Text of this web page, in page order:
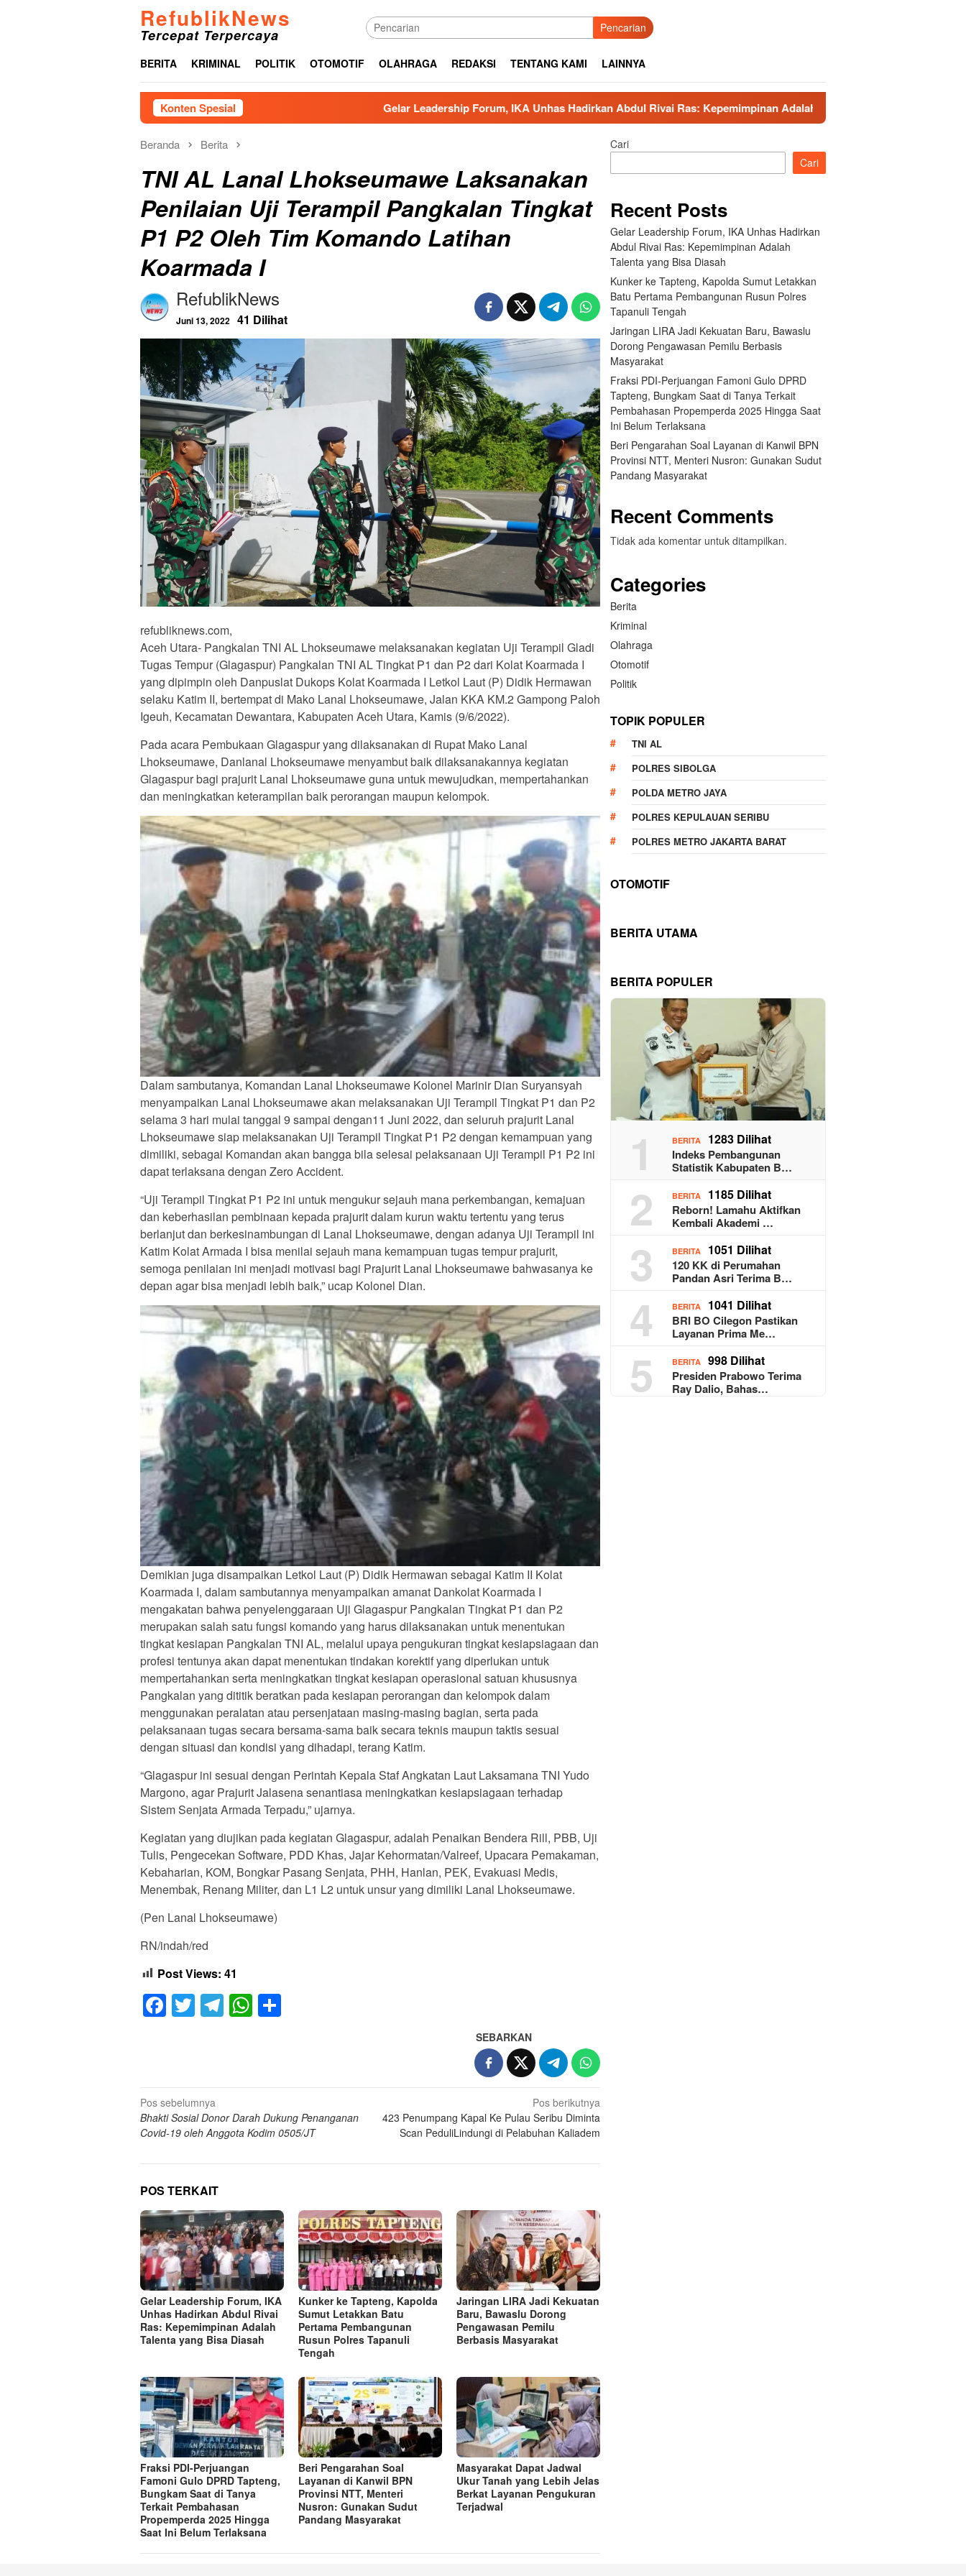
RefublikNews
Tercepat Terpercaya Pencarian
BERITA KRIMINAL POLITIK OTOMOTIF OLAHRAGA REDAKSI TENTANG KAMI LAINNYA
Konten Spesial Gelar Leadership Forum, IKA Unhas Hadirkan Abdul Rivai Ras: Kepemimpinan Adalah Talenta yang Bisa Diasah
Beranda Berita
TNI AL Lanal Lhokseumawe Laksanakan
Penilaian Uji Terampil Pangkalan Tingkat
P1 P2 Oleh Tim Komando Latihan
Koarmada I
RefublikNews
Juni 13, 2022 41 Dilihat
refubliknews.com,
Aceh Utara- Pangkalan TNI AL Lhokseumawe melaksanakan kegiatan Uji Terampil Gladi
Tugas Tempur (Glagaspur) Pangkalan TNI AL Tingkat P1 dan P2 dari Kolat Koarmada I
yang dipimpin oleh Danpuslat Dukops Kolat Koarmada I Letkol Laut (P) Didik Hermawan
selaku Katim II, bertempat di Mako Lanal Lhokseumawe, Jalan KKA KM.2 Gampong Paloh
Igeuh, Kecamatan Dewantara, Kabupaten Aceh Utara, Kamis (9/6/2022).
Pada acara Pembukaan Glagaspur yang dilaksanakan di Rupat Mako Lanal
Lhokseumawe, Danlanal Lhokseumawe menyambut baik dilaksanakannya kegiatan
Glagaspur bagi prajurit Lanal Lhokseumawe guna untuk mewujudkan, mempertahankan
dan meningkatkan keterampilan baik perorangan maupun kelompok.
Dalam sambutanya, Komandan Lanal Lhokseumawe Kolonel Marinir Dian Suryansyah
menyampaikan Lanal Lhokseumawe akan melaksanakan Uji Terampil Tingkat P1 dan P2
selama 3 hari mulai tanggal 9 sampai dengan11 Juni 2022, dan seluruh prajurit Lanal
Lhokseumawe siap melaksanakan Uji Terampil Tingkat P1 P2 dengan kemampuan yang
dimiliki, sebagai Komandan akan bangga bila selesai pelaksanaan Uji Terampil P1 P2 ini
dapat terlaksana dengan Zero Accident.
“Uji Terampil Tingkat P1 P2 ini untuk mengukur sejauh mana perkembangan, kemajuan
dan keberhasilan pembinaan kepada prajurit dalam kurun waktu tertentu yang terus
berlanjut dan berkesinambungan di Lanal Lhokseumawe, dengan adanya Uji Terampil ini
Katim Kolat Armada I bisa menilai sejauh mana kemampuan tugas tempur prajurit,
semoga penilaian ini menjadi motivasi bagi Prajurit Lanal Lhokseumawe bahwasanya ke
depan agar bisa menjadi lebih baik,” ucap Kolonel Dian.
Demikian juga disampaikan Letkol Laut (P) Didik Hermawan sebagai Katim II Kolat
Koarmada I, dalam sambutannya menyampaikan amanat Dankolat Koarmada I
mengakatan bahwa penyelenggaraan Uji Glagaspur Pangkalan Tingkat P1 dan P2
merupakan salah satu fungsi komando yang harus dilaksanakan untuk menentukan
tingkat kesiapan Pangkalan TNI AL, melalui upaya pengukuran tingkat kesiapsiagaan dan
profesi tentunya akan dapat menentukan tindakan korektif yang diperlukan untuk
mempertahankan serta meningkatkan tingkat kesiapan operasional satuan khususnya
Pangkalan yang dititik beratkan pada kesiapan perorangan dan kelompok dalam
menggunakan peralatan atau persenjataan masing-masing bagian, serta pada
pelaksanaan tugas secara bersama-sama baik secara teknis maupun taktis sesuai
dengan situasi dan kondisi yang dihadapi, terang Katim.
“Glagaspur ini sesuai dengan Perintah Kepala Staf Angkatan Laut Laksamana TNI Yudo
Margono, agar Prajurit Jalasena senantiasa meningkatkan kesiapsiagaan terhadap
Sistem Senjata Armada Terpadu,” ujarnya.
Kegiatan yang diujikan pada kegiatan Glagaspur, adalah Penaikan Bendera Rill, PBB, Uji
Tulis, Pengecekan Software, PDD Khas, Jajar Kehormatan/Valreef, Upacara Pemakaman,
Kebaharian, KOM, Bongkar Pasang Senjata, PHH, Hanlan, PEK, Evakuasi Medis,
Menembak, Renang Militer, dan L1 L2 untuk unsur yang dimiliki Lanal Lhokseumawe.
(Pen Lanal Lhokseumawe)
RN/indah/red
Post Views: 41
Facebook
TwitterTelegram
WhatsApp
SEBARKAN
Navigasi
pos
Pos sebelumnya
Bhakti Sosial Donor Darah Dukung Penanganan
Covid-19 oleh Anggota Kodim 0505/JT
Pos berikutnya
423 Penumpang Kapal Ke Pulau Seribu Diminta
Scan PeduliLindungi di Pelabuhan Kaliadem
POS TERKAIT
Gelar Leadership Forum, IKA
Unhas Hadirkan Abdul Rivai
Ras: Kepemimpinan Adalah
Talenta yang Bisa Diasah
Kunker ke Tapteng, Kapolda
Sumut Letakkan Batu
Pertama Pembangunan
Rusun Polres Tapanuli
Tengah
Jaringan LIRA Jadi Kekuatan
Baru, Bawaslu Dorong
Pengawasan Pemilu
Berbasis Masyarakat
Fraksi PDI-Perjuangan
Famoni Gulo DPRD Tapteng,
Bungkam Saat di Tanya
Terkait Pembahasan
Propemperda 2025 Hingga
Saat Ini Belum Terlaksana
Beri Pengarahan Soal
Layanan di Kanwil BPN
Provinsi NTT, Menteri
Nusron: Gunakan Sudut
Pandang Masyarakat
Masyarakat Dapat Jadwal
Ukur Tanah yang Lebih Jelas
Berkat Layanan Pengukuran
Terjadwal
Cari
Cari
Recent Posts
Gelar Leadership Forum, IKA Unhas Hadirkan
Abdul Rivai Ras: Kepemimpinan Adalah
Talenta yang Bisa Diasah
Kunker ke Tapteng, Kapolda Sumut Letakkan
Batu Pertama Pembangunan Rusun Polres
Tapanuli Tengah
Jaringan LIRA Jadi Kekuatan Baru, Bawaslu
Dorong Pengawasan Pemilu Berbasis
Masyarakat
Fraksi PDI-Perjuangan Famoni Gulo DPRD
Tapteng, Bungkam Saat di Tanya Terkait
Pembahasan Propemperda 2025 Hingga Saat
Ini Belum Terlaksana
Beri Pengarahan Soal Layanan di Kanwil BPN
Provinsi NTT, Menteri Nusron: Gunakan Sudut
Pandang Masyarakat
Recent Comments
Tidak ada komentar untuk ditampilkan.
Categories
Berita
Kriminal
Olahraga
Otomotif
Politik
TOPIK POPULER
TNI AL
POLRES SIBOLGA
POLDA METRO JAYA
POLRES KEPULAUAN SERIBU
POLRES METRO JAKARTA BARAT
OTOMOTIF
BERITA UTAMA
BERITA POPULER
1 BERITA 1283 Dilihat
Indeks Pembangunan
Statistik Kabupaten B…
2 BERITA 1185 Dilihat
Reborn! Lamahu Aktifkan
Kembali Akademi …
3 BERITA 1051 Dilihat
120 KK di Perumahan
Pandan Asri Terima B…
4 BERITA 1041 Dilihat
BRI BO Cilegon Pastikan
Layanan Prima Me…
5 BERITA 998 Dilihat
Presiden Prabowo Terima
Ray Dalio, Bahas…